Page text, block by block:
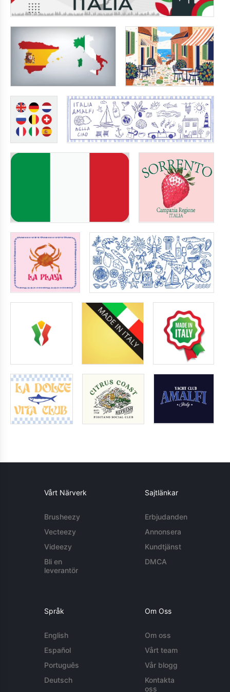
Vårt Närverk
Brusheezy
Vecteezy
Videezy
Bli en
leverantör
Sajtlänkar
Erbjudanden
Annonsera
Kundtjänst
DMCA
Språk
English
Español
Português
Deutsch
Om Oss
Om oss
Vårt team
Vår blogg
Kontakta
oss